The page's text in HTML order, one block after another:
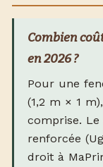
Combien
en 2026 ?
Pour une
(1,2 m × 1
comprise.
renforcée
droit à